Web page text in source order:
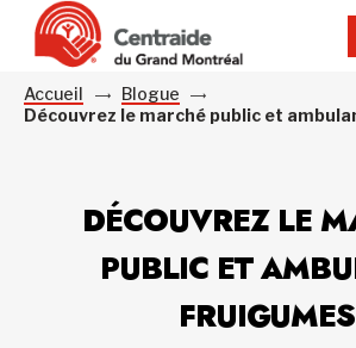
Accueil
Blogue
Découvrez le marché public et
DÉCOUVREZ LE
PUBLIC ET
FRUIGUMES